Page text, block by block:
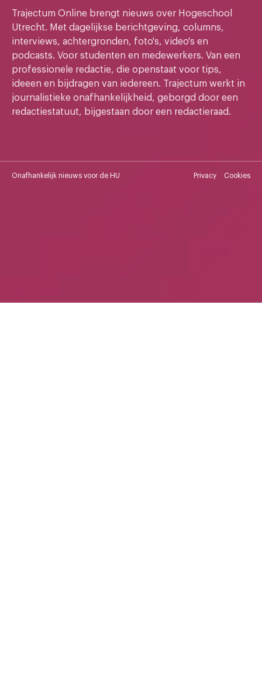
Trajectum Online brengt nieuws over Hogeschool
Utrecht. Met dagelijkse berichtgeving, columns,
interviews, achtergronden, foto's, video's en
podcasts. Voor studenten en medewerkers. Van een
professionele redactie, die openstaat voor tips,
ideeen en bijdragen van iedereen. Trajectum werkt in
journalistieke onafhankelijkheid, geborgd door een
redactiestatuut, bijgestaan door een redactieraad.
Onafhankelijk nieuws voor de HU Privacy Cookies